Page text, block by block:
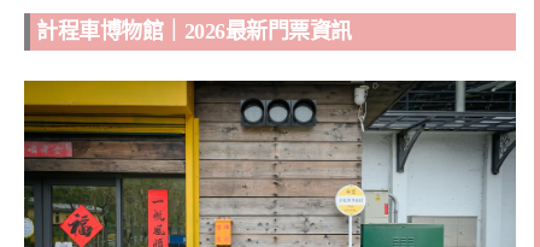
計程車博物館｜2026最新門票資訊